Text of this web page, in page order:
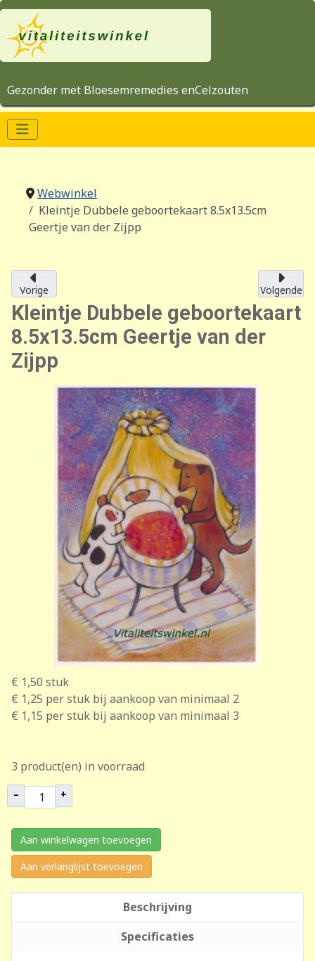
Gezonder met Bloesemremedies enCelzouten
Webwinkel
Kleintje Dubbele geboortekaart 8.5x13.5cm
Geertje van der Zijpp
Vorige Volgende
Kleintje Dubbele geboortekaart
8.5x13.5cm Geertje van der
Zijpp
€ 1,50 stuk
€ 1,25 per stuk bij aankoop van minimaal 2
€ 1,15 per stuk bij aankoop van minimaal 3
3 product(en) in voorraad
– +
Aan winkelwagen toevoegen
Aan verlanglijst toevoegen
Beschrijving
Specificaties